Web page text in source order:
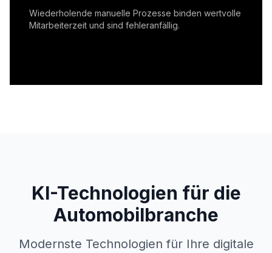
Wiederholende manuelle Prozesse binden wertvolle
Mitarbeiterzeit und sind fehleranfällig.
KI-Technologien für die
Automobilbranche
Modernste Technologien für Ihre digitale